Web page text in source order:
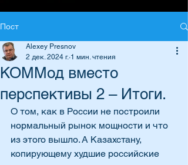
Пост
КОММод вместо
перспективы 2 – Итоги.
Alexey Presnov
2 дек. 2024 г. 1 мин. чтения
О том, как в России не построили
нормальный рынок мощности и что
из этого вышло. А Казахстану,
копирующему худшие российские